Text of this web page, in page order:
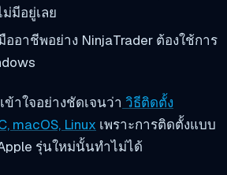
มีอยู่เลย
อาชีพอย่าง NinjaTrader ต้องใช้การ
ข้าใจอย่างชัดเจนว่า วิธีติดตั้ง
macOS, Linux เพราะการติดตั้งแบบ
รุ่นใหม่นั้นทำไม่ได้